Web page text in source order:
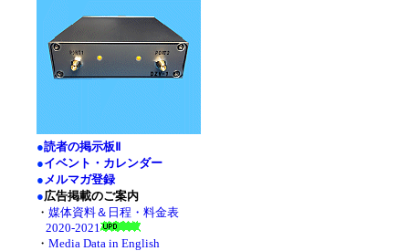
●読者の掲示板Ⅱ
●イベント・カレンダー
●メルマガ登録
●広告掲載のご案内
・ 媒体資料＆日程・料金表
2020-2021
・ Media Data in English